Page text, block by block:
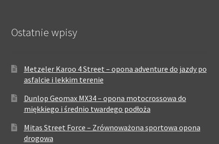
Ostatnie wpisy
Metzeler Karoo 4 Street – opona adventure do jazdy po
asfalcie i lekkim terenie
Dunlop Geomax MX34 – opona motocrossowa do
miękkiego i średnio twardego podłoża
Mitas Street Force – Zrównoważona sportowa opona
drogowa